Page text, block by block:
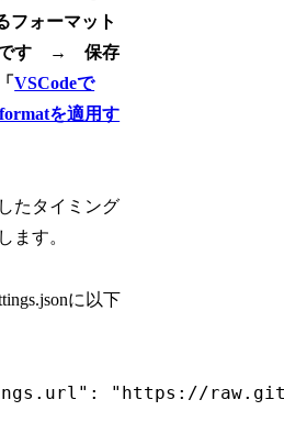
フォーマット
です → 保存
VSCodeで
を適用す
たタイミング
ます。
に以下
"https://